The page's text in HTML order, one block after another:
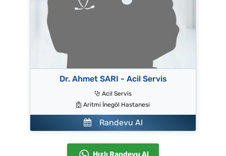
Dr. Ahmet SARI - Acil Servis
Acil Servis
Aritmi İnegöl Hastanesi
Randevu Al